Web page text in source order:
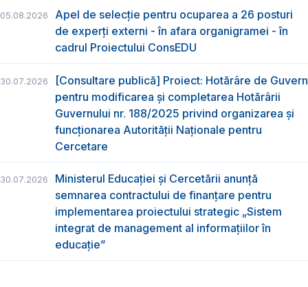
05.08.2026
Apel de selecție pentru ocuparea a 26 posturi
de experți externi - în afara organigramei - în
cadrul Proiectului ConsEDU
30.07.2026
[Consultare publică] Proiect: Hotărâre de Guvern
pentru modificarea și completarea Hotărârii
Guvernului nr. 188/2025 privind organizarea şi
funcţionarea Autorităţii Naţionale pentru
Cercetare
30.07.2026
Ministerul Educației și Cercetării anunță
semnarea contractului de finanțare pentru
implementarea proiectului strategic „Sistem
integrat de management al informațiilor în
educație”